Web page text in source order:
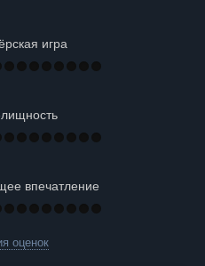
игра
впечатление
оценок